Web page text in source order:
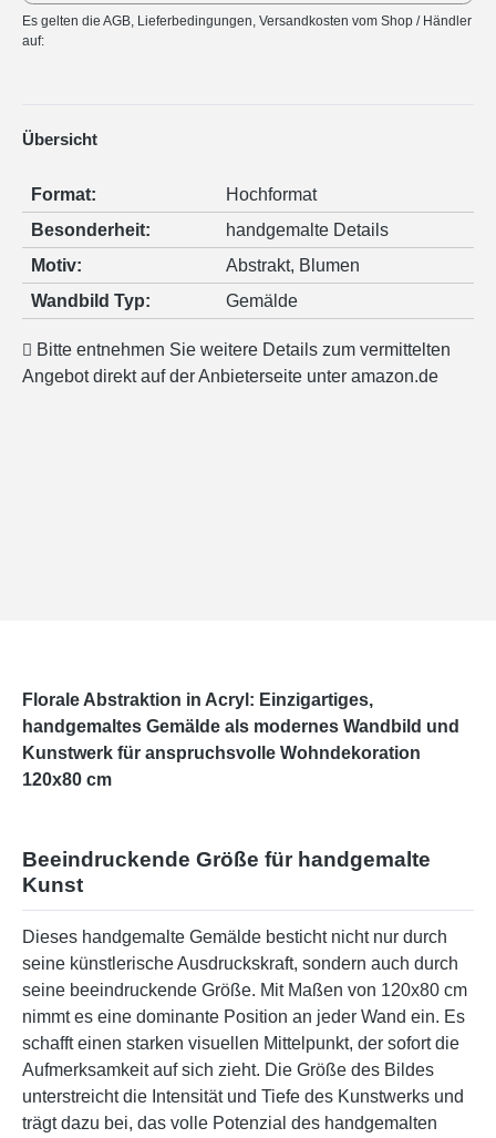
Es gelten die AGB, Lieferbedingungen, Versandkosten vom Shop / Händler
auf:
Übersicht
Format:
Hochformat
Besonderheit:
handgemalte Details
Motiv:
Abstrakt, Blumen
Wandbild Typ:
Gemälde
Bitte entnehmen Sie weitere Details zum vermittelten
Angebot direkt auf der Anbieterseite unter amazon.de
Florale Abstraktion in Acryl: Einzigartiges,
handgemaltes Gemälde als modernes Wandbild und
Kunstwerk für anspruchsvolle Wohndekoration
120x80 cm
Beeindruckende Größe für handgemalte
Kunst
Dieses handgemalte Gemälde besticht nicht nur durch
seine künstlerische Ausdruckskraft, sondern auch durch
seine beeindruckende Größe. Mit Maßen von 120x80 cm
nimmt es eine dominante Position an jeder Wand ein. Es
schafft einen starken visuellen Mittelpunkt, der sofort die
Aufmerksamkeit auf sich zieht. Die Größe des Bildes
unterstreicht die Intensität und Tiefe des Kunstwerks und
trägt dazu bei, das volle Potenzial des handgemalten